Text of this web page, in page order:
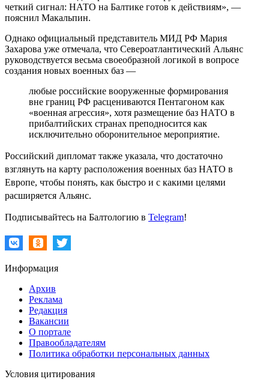
четкий сигнал: НАТО на Балтике готов к действиям», —
пояснил Макальпин.
Однако официальный представитель МИД РФ Мария
Захарова уже отмечала, что Североатлантический Альянс
руководствуется весьма своеобразной логикой в вопросе
создания новых военных баз —
любые российские вооруженные формирования
вне границ РФ расцениваются Пентагоном как
«военная агрессия», хотя размещение баз НАТО в
прибалтийских странах преподносится как
исключительно оборонительное мероприятие.
Российский дипломат также указала, что достаточно
взглянуть на карту расположения военных баз НАТО в
Европе, чтобы понять, как быстро и с какими целями
расширяется Альянс.
Подписывайтесь на Балтологию в Telegram!
Информация
Архив
Реклама
Редакция
Вакансии
О портале
Правообладателям
Политика обработки персональных данных
Условия цитирования